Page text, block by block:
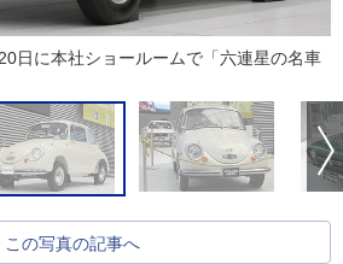
日に本社ショールームで「六連星の名車
この写真の記事へ